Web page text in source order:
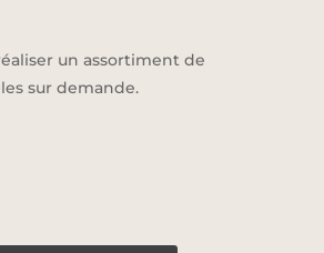
un assortiment de
sur demande.